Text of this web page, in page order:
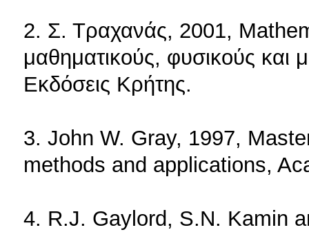
2. Σ. Τραχανάς, 2001,
μαθηματικούς, φυσικούς και
Εκδόσεις Κρήτης.
3. John W. Gray, 1997,
methods and applications,
4. R.J. Gaylord, S.N. Kamin